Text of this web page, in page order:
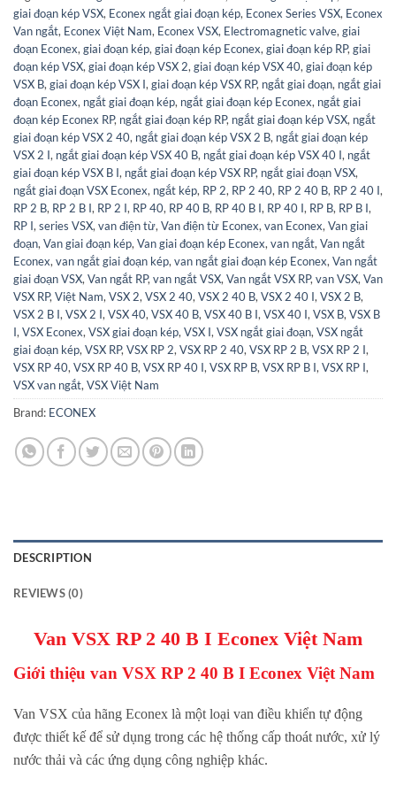
giai đoạn kép VSX, Econex ngắt giai đoạn kép, Econex Series VSX, Econex
Van ngắt, Econex Việt Nam, Econex VSX, Electromagnetic valve,giai
đoạn Econex,giai đoạn kép,giai đoạn kép Econex,giai đoạn kép RP,giai
đoạn kép VSX,giai đoạn kép VSX 2,giai đoạn kép VSX 40,giai đoạn kép
VSX B,giai đoạn kép VSX I,giai đoạn kép VSX RP, ngắt giai đoạn, ngắt giai
đoạn Econex, ngắt giai đoạn kép, ngắt giai đoạn kép Econex, ngắt giai
đoạn kép Econex RP, ngắt giai đoạn kép RP, ngắt giai đoạn kép VSX, ngắt
giai đoạn kép VSX 2 40, ngắt giai đoạn kép VSX 2 B, ngắt giai đoạn kép
VSX 2 I, ngắt giai đoạn kép VSX 40 B, ngắt giai đoạn kép VSX 40 I, ngắt
giai đoạn kép VSX B I, ngắt giai đoạn kép VSX RP, ngắt giai đoạn VSX,
ngắt giai đoạn VSX Econex, ngắt kép, RP 2, RP 2 40, RP 2 40 B, RP 2 40 I,
RP 2 B, RP 2 B I, RP 2 I, RP 40, RP 40 B, RP 40 B I, RP 40 I, RP B, RP B I,
RP I,series VSX,van điện từ,Van điện từ Econex,van Econex,Van giai
đoạn,Van giai đoạn kép,Van giai đoạn kép Econex,van ngắt,Van ngắt
Econex,van ngắt giai đoạn kép,van ngắt giai đoạn kép Econex,Van ngắt
giai đoạn VSX,Van ngắt RP,van ngắt VSX,Van ngắt VSX RP,van VSX,Van
VSX RP,Việt Nam,VSX 2,VSX 2 40,VSX 2 40 B,VSX 2 40 I,VSX 2 B,
VSX 2 B I,VSX 2 I,VSX 40,VSX 40 B,VSX 40 B I,VSX 40 I,VSX B,VSX B
I,VSX Econex,VSX giai đoạn kép,VSX I,VSX ngắt giai đoạn,VSX ngắt
giai đoạn kép,VSX RP,VSX RP 2,VSX RP 2 40,VSX RP 2 B,VSX RP 2 I,
VSX RP 40,VSX RP 40 B,VSX RP 40 I,VSX RP B,VSX RP B I,VSX RP I,
VSX van ngắt,VSX Việt Nam
Brand: ECONEX
DESCRIPTION
REVIEWS (0)
Van VSX RP 2 40 B I Econex Việt Nam
Giới thiệu van VSX RP 2 40 B I Econex Việt Nam
Van VSX của hãng Econex là một loại van điều khiển tự động
được thiết kế để sử dụng trong các hệ thống cấp thoát nước, xử lý
nước thải và các ứng dụng công nghiệp khác.